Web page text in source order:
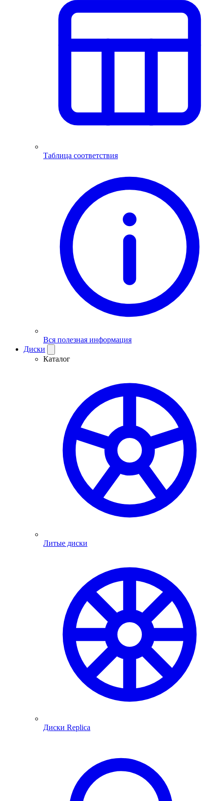
Таблица соответствия
Вся полезная информация
Диски
Каталог
Литые диски
Диски Replica